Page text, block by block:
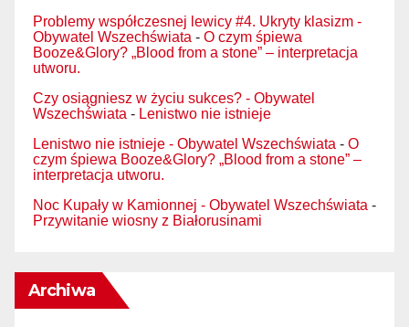
Problemy współczesnej lewicy #4. Ukryty klasizm -
Obywatel Wszechświata - O czym śpiewa
Booze&Glory? „Blood from a stone” – interpretacja
utworu.
Czy osiągniesz w życiu sukces? - Obywatel
Wszechświata - Lenistwo nie istnieje
Lenistwo nie istnieje - Obywatel Wszechświata - O
czym śpiewa Booze&Glory? „Blood from a stone” –
interpretacja utworu.
Noc Kupały w Kamionnej - Obywatel Wszechświata -
Przywitanie wiosny z Białorusinami
Archiwa